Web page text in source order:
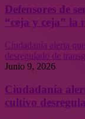
Defensores de
“ceja y ceja” la
Ciudadanía alerta
desregulado de
Junio 9, 2026
Ciudadanía
cultivo